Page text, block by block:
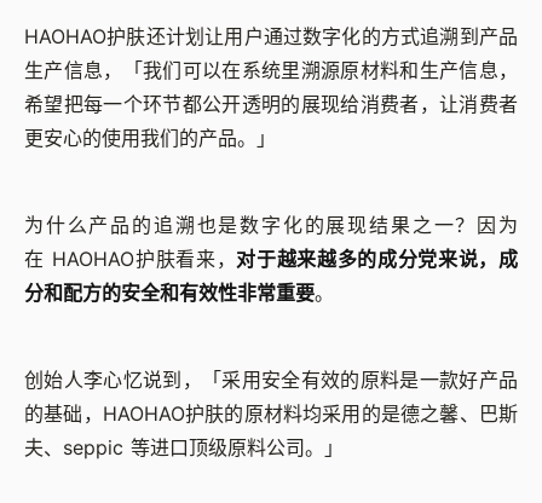
HAOHAO护肤还计划让用户通过数字化的方式追溯到产品
生产信息，「我们可以在系统里溯源原材料和生产信息，
希望把每一个环节都公开透明的展现给消费者，让消费者
更安心的使用我们的产品。」
为什么产品的追溯也是数字化的展现结果之一？ 因为
在 HAOHAO护肤看来， 对于越来越多的成分党来说，成
分和配方的安全和有效性非常重要。
创始人李心忆说到，「采用安全有效的原料是一款好产品
的基础，HAOHAO护肤的原材料均采用的是德之馨、巴斯
夫、seppic 等进口顶级原料公司。」